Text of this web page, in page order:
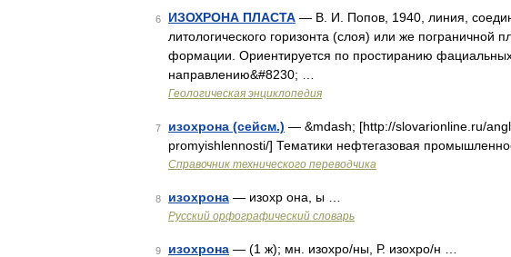
6 ИЗОХРОНА ПЛАСТА — В. И. Попов, 1940, линия,
литологического горизонта (слоя) или же пограничной
формации. Ориентируется по простиранию
направлению&#8230; …
Геологическая энциклопедия
7 изохрона (сейсм.) — &mdash; [http://slovarionline.ru/
promyishlennosti/] Тематики нефтегазовая
Справочник технического переводчика
8 изохрона — изохр она, ы …
Русский орфографический словарь
9 изохрона — (1 ж); мн. изохро/ны, Р. изохро/н …